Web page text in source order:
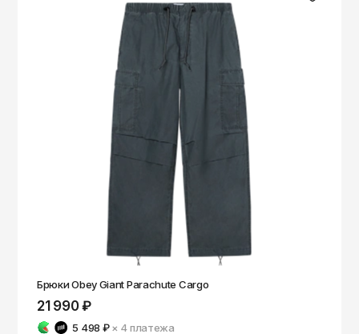
Брюки Obey Giant Parachute Cargo
21 990 ₽
5 498 ₽ × 4платежа